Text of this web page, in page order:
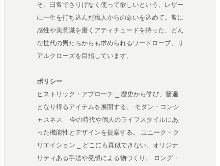
そ、日常でさりげなく使って欲しいという、レザー
に一生を打ち込んだ職人からの願いを込めて。常に
感性や美意識を磨くアティチュードを持った、どん
な世代の男たちからも求められるワードローブ、リ
アルクローズを目指しています。
ポリシー
ヒストリック・アプローチ _ 歴史から学び、普遍
となり得るアイテムを展開する。 モダン・コンシ
ャスネス _ 今の時代や個人のライフスタイルにあ
った機能性とデザインを提案する。 ユニーク・ク
リエイション _ どこにも真似できない、オリジナ
リティある手法や発想による物づくり。 ロング・